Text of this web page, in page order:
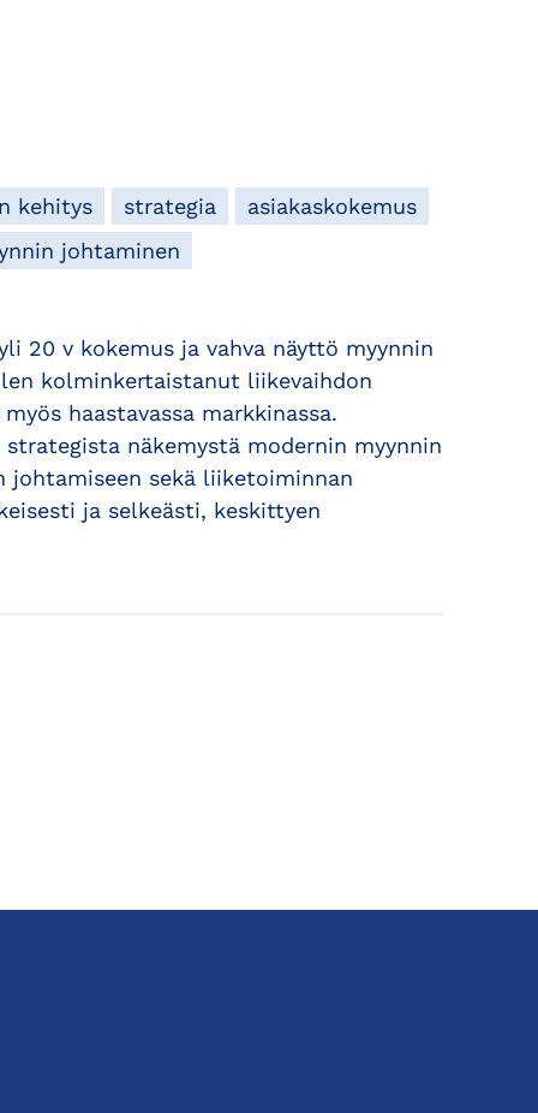
kehitys strategia
asiakaskokemus
johtaminen
20 v kokemus ja vahva näyttö myynnin
kolminkertaistanut liikevaihdon
haastavassa markkinassa.
näkemystä modernin myynnin
sekä liiketoiminnan
ja selkeästi, keskittyen